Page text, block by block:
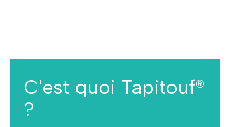
C'est quoi Tapitouf®
?